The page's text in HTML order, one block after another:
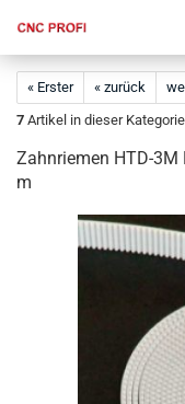
« Erster « zurück
7 Artikel in dieser Kategorie
Zahnriemen HTD-3M
m